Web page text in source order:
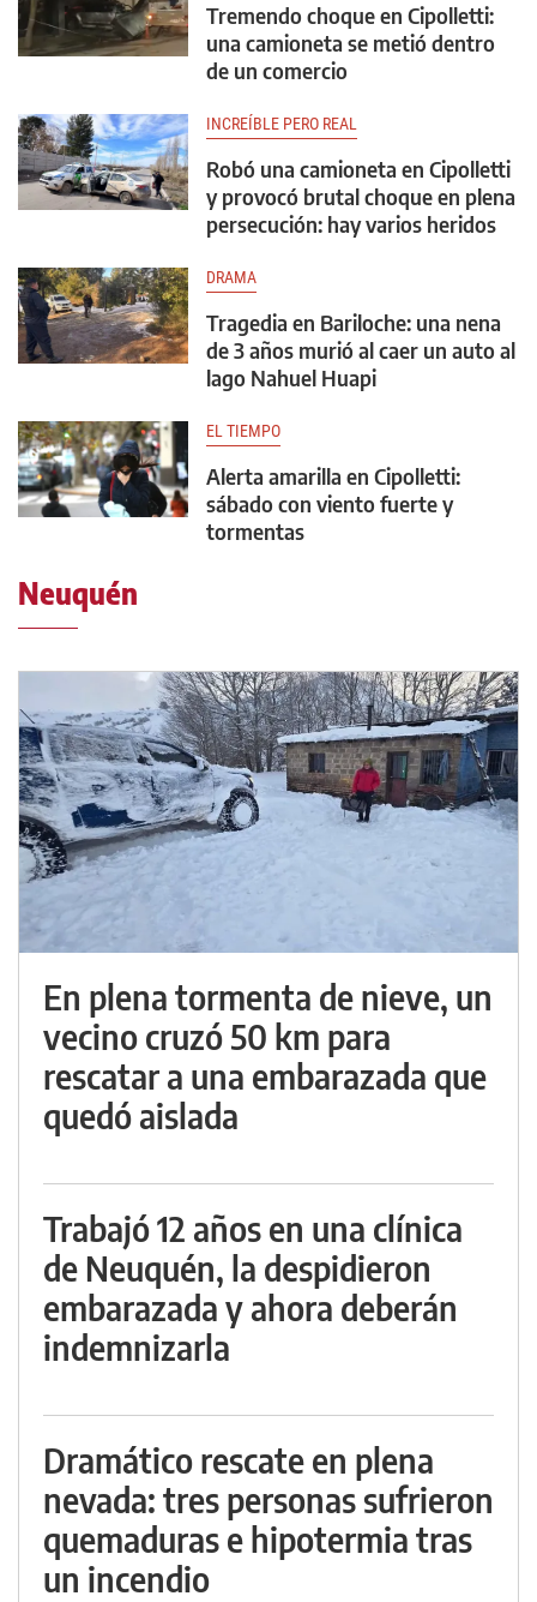
Tremendo choque en Cipolletti:
una camioneta se metió dentro
de un comercio
INCREÍBLE PERO REAL
Robó una camioneta en Cipolletti
y provocó brutal choque en plena
persecución: hay varios heridos
DRAMA
Tragedia en Bariloche: una nena
de 3 años murió al caer un auto al
lago Nahuel Huapi
EL TIEMPO
Alerta amarilla en Cipolletti:
sábado con viento fuerte y
tormentas
Neuquén
En plena tormenta de nieve, un
vecino cruzó 50 km para
rescatar a una embarazada que
quedó aislada
Trabajó 12 años en una clínica
de Neuquén, la despidieron
embarazada y ahora deberán
indemnizarla
Dramático rescate en plena
nevada: tres personas sufrieron
quemaduras e hipotermia tras
un incendio